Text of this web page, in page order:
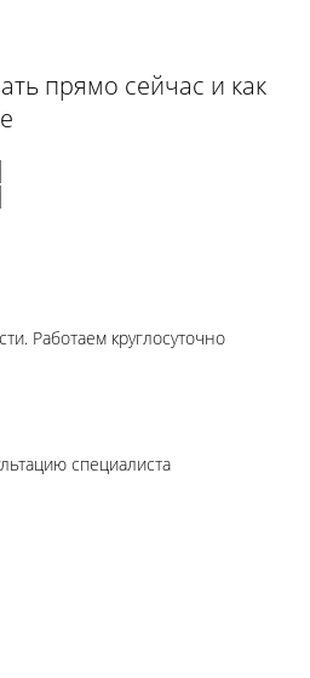
прямо сейчас и как
Работаем круглосуточно
специалиста